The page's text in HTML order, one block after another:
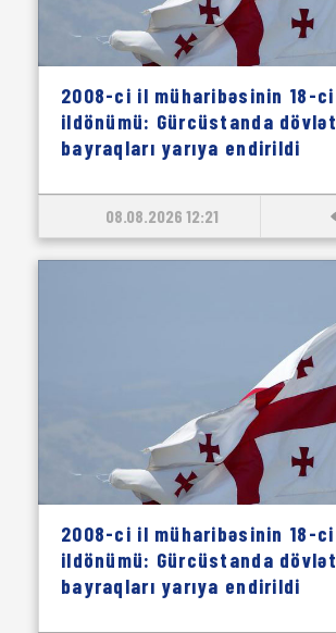
2008-ci il müharibəsinin 18-ci
ildönümü: Gürcüstanda dövlət
bayraqları yarıya endirildi
08.08.2026 12:21
2008-ci il müharibəsinin 18-ci
ildönümü: Gürcüstanda dövlət
bayraqları yarıya endirildi